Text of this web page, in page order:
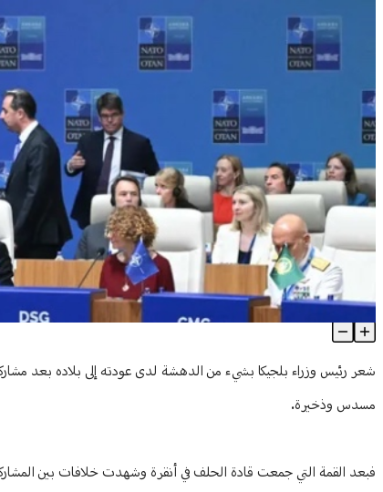
هدية "غير مألوفة" من أردوغان إلى القادة بعد قمة "الناتو"
Article Content
شعر رئيس وزراء بلجيكا بشيء من الدهشة لدى عودته إلى بلاده بعد
مسدس وذخيرة.
فبعد القمة التي جمعت قادة الحلف في أنقرة وشهدت خلافات بين